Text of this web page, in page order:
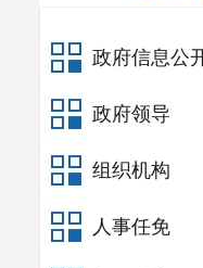
政府信息公
政府领导
组织机构
人事任免